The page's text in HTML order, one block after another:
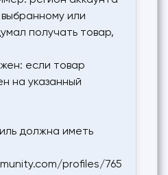
или
получать товар,
если товар
на указанный
должна иметь
profiles/765